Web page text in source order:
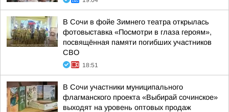
В Сочи в фойе Зимнего театра открылась
фотовыставка «Посмотри в глаза героям»,
посвящённая памяти погибших участников
СВО
18:51
В Сочи участники муниципального
флагманского проекта «Выбирай сочинское»
выходят на уровень оптовых продаж